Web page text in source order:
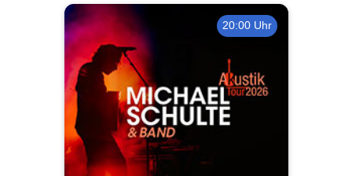
20:00 Uhr